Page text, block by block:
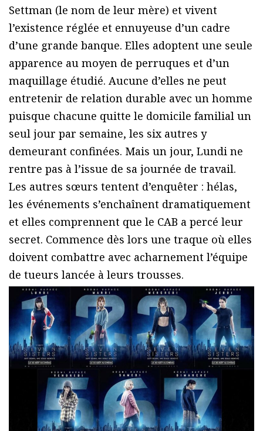
Settman (le nom de leur mère) et vivent
l’existence réglée et ennuyeuse d’un cadre
d’une grande banque. Elles adoptent une seule
apparence au moyen de perruques et d’un
maquillage étudié. Aucune d’elles ne peut
entretenir de relation durable avec un homme
puisque chacune quitte le domicile familial un
seul jour par semaine, les six autres y
demeurant confinées. Mais un jour, Lundi ne
rentre pas à l’issue de sa journée de travail.
Les autres sœurs tentent d’enquêter : hélas,
les événements s’enchaînent dramatiquement
et elles comprennent que le CAB a percé leur
secret. Commence dès lors une traque où elles
doivent combattre avec acharnement l’équipe
de tueurs lancée à leurs trousses.